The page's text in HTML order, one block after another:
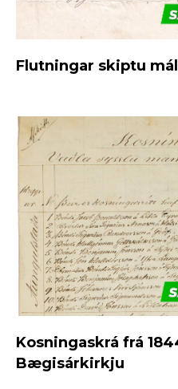
Flutningar skiptu
Kosningaskrá frá
Bægisárkirkju